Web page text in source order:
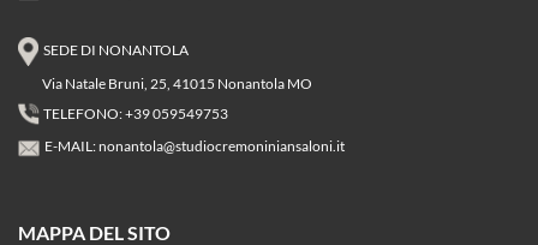
SEDE DI NONANTOLA
Via Natale Bruni, 25, 41015 Nonantola MO
TELEFONO: +39 059549753
E-MAIL:nonantola@studiocremoniniansaloni.it
MAPPA DEL SITO